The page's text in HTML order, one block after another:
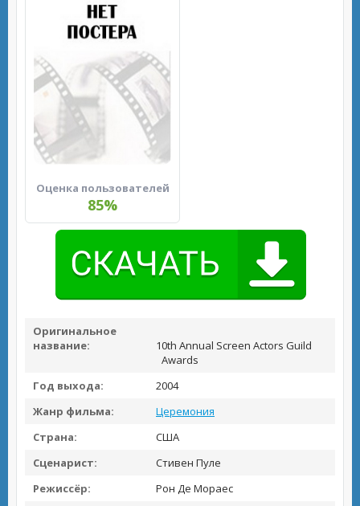
Оценка пользователей
85%
Оригинальное
название:
10th Annual Screen Actors Guild
Awards
Год выхода:
2004
Жанр фильма:
Церемония
Страна:
США
Сценарист:
Стивен Пуле
Режиссёр:
Рон Де Мораес